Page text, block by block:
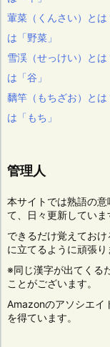
葷菜（くんさい）と
は「野菜」
雪渓（せっけい）と
は「谷」
黐竿（もちざお）と
は「もち」
管理人
本サイトでは熟語の
て、日々更新していま
できるだけ覚えてお
に立てるように頑張り
※同じ漢字が出てくる
ことがございます。
Amazonのアソシエイ
を得ています。